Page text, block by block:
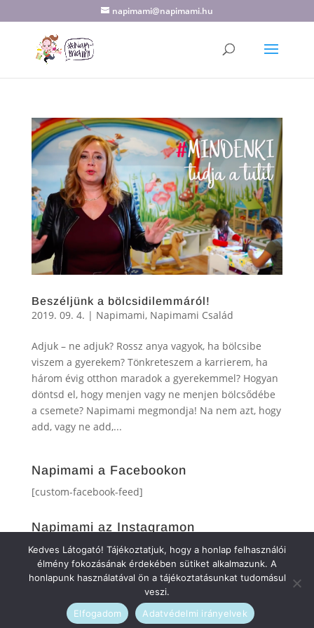
napimami@napimami.hu
Beszéljünk a bölcsidilemmáról!
2019. 09. 4. | Napimami, Napimami Család
Adjuk – ne adjuk? Rossz anya vagyok, ha bölcsibe
viszem a gyerekem? Tönkreteszem a karrierem, ha
három évig otthon maradok a gyerekemmel? Hogyan
döntsd el, hogy menjen vagy ne menjen bölcsődébe
a csemete? Napimami megmondja! Na nem azt, hogy
add, vagy ne add,...
Napimami a Facebookon
[custom-facebook-feed]
Napimami az Instagramon
[instagram-feed]
Kedves Látogató! Tájékoztatjuk, hogy a honlap felhasználói
élmény fokozásának érdekében sütiket alkalmazunk. A
honlapunk használatával ön a tájékoztatásunkat tudomásul
veszi.
Elfogadom
Adatvédelmi irányelvek